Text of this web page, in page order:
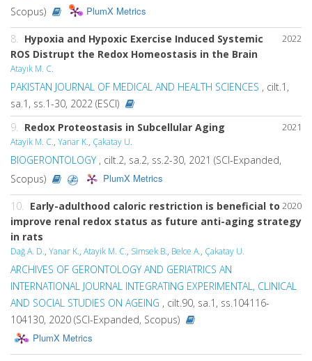
Scopus)
PlumX Metrics
2022
8. Hypoxia and Hypoxic Exercise Induced Systemic
ROS Distrupt the Redox Homeostasis in the Brain
Atayık M. C.
PAKISTAN JOURNAL OF MEDICAL AND HEALTH SCIENCES , cilt.1,
sa.1, ss.1-30, 2022 (ESCI)
2021
9. Redox Proteostasis in Subcellular Aging
Atayik M. C., Yanar K., Çakatay U.
BIOGERONTOLOGY , cilt.2, sa.2, ss.2-30, 2021 (SCI-Expanded,
Scopus)
PlumX Metrics
2020
10. Early-adulthood caloric restriction is beneficial to
improve renal redox status as future anti-aging strategy
in rats
Dağ A. D., Yanar K., Atayik M. C., Simsek B., Belce A., Çakatay U.
ARCHIVES OF GERONTOLOGY AND GERIATRICS AN
INTERNATIONAL JOURNAL INTEGRATING EXPERIMENTAL, CLINICAL
AND SOCIAL STUDIES ON AGEING , cilt.90, sa.1, ss.104116-
104130, 2020 (SCI-Expanded, Scopus)
PlumX Metrics